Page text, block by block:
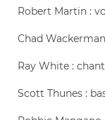
Robert Martin :
Chad
Ray White :
Scott Thunes :